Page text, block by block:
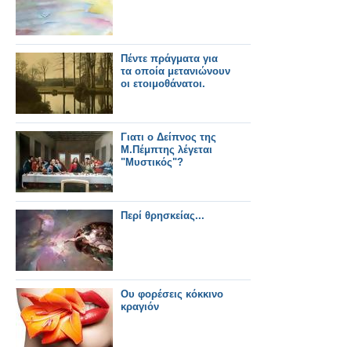
Πέντε πράγματα για
τα οποία μετανιώνουν
οι ετοιμοθάνατοι.
Γιατι ο Δείπνος της
Μ.Πέμπτης λέγεται
"Μυστικός"?
Περί θρησκείας...
Ου φορέσεις κόκκινο
κραγιόν